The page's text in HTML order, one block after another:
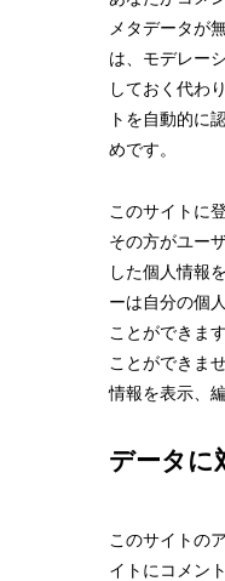
メタデータが
は、モデレー
しておく代わ
トを自動的に
めです。
このサイトに
その方がユー
した個人情報
ーは自分の個
ことができま
ことができま
情報を表示、
データに
このサイトの
イトにコメン